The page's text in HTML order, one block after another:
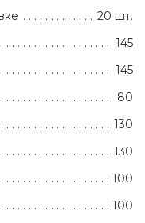
20 шт.
145
145
80
130
130
100
100